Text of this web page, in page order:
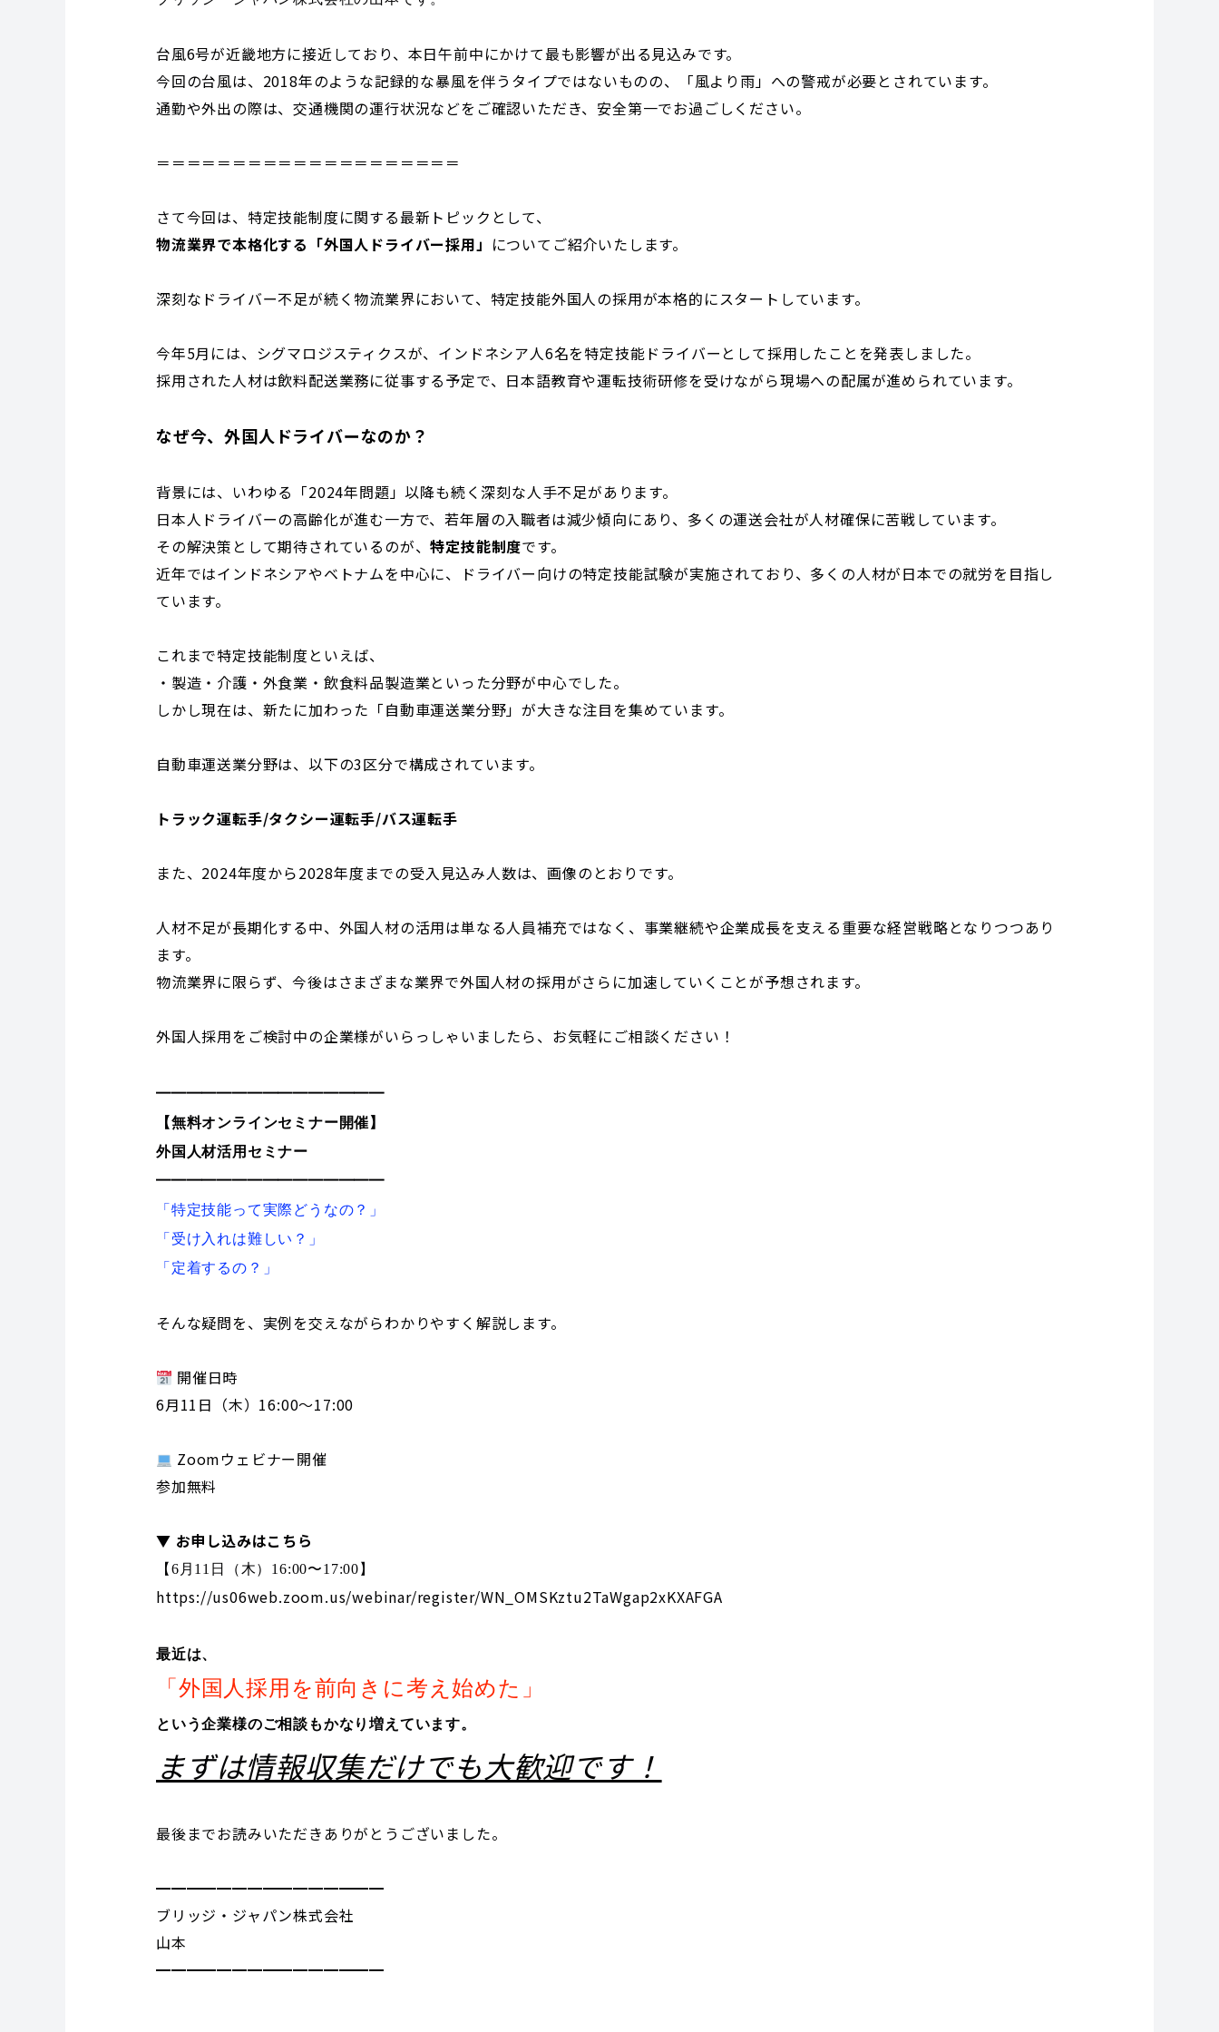
台風6号が近畿地方に接近しており、本日午前中にかけて最も影響が出る見込みです。
今回の台風は、2018年のような記録的な暴風を伴うタイプではないものの、「風より雨」への警戒が必要とされています。
通勤や外出の際は、交通機関の運行状況などをご確認いただき、安全第一でお過ごしください。
＝＝＝＝＝＝＝＝＝＝＝＝＝＝＝＝＝＝＝＝
さて今回は、特定技能制度に関する最新トピックとして、
物流業界で本格化する「外国人ドライバー採用」 についてご紹介いたします。
深刻なドライバー不足が続く物流業界において、特定技能外国人の採用が本格的にスタートしています。
今年5月には、シグマロジスティクスが、インドネシア人6名を特定技能ドライバーとして採用したことを発表しました。
採用された人材は飲料配送業務に従事する予定で、日本語教育や運転技術研修を受けながら現場への配属が進められています。
なぜ今、外国人ドライバーなのか？
背景には、いわゆる「2024年問題」以降も続く深刻な人手不足があります。
日本人ドライバーの高齢化が進む一方で、若年層の入職者は減少傾向にあり、多くの運送会社が人材確保に苦戦しています。
その解決策として期待されているのが、特定技能制度です。
近年ではインドネシアやベトナムを中心に、ドライバー向けの特定技能試験が実施されており、多くの人材が日本での就労を目指し
ています。
これまで特定技能制度といえば、
・製造・介護・外食業・飲食料品製造業といった分野が中心でした。
しかし現在は、新たに加わった「自動車運送業分野」が大きな注目を集めています。
自動車運送業分野は、以下の3区分で構成されています。
トラック運転手/タクシー運転手/バス運転手
また、2024年度から2028年度までの受入見込み人数は、画像のとおりです。
人材不足が長期化する中、外国人材の活用は単なる人員補充ではなく、事業継続や企業成長を支える重要な経営戦略となりつつあり
ます。
物流業界に限らず、今後はさまざまな業界で外国人材の採用がさらに加速していくことが予想されます。
外国人採用をご検討中の企業様がいらっしゃいましたら、お気軽にご相談ください！
━━━━━━━━━━━━━━━
【無料オンラインセミナー開催】
外国人材活用セミナー
━━━━━━━━━━━━━━━
「特定技能って実際どうなの？」
「受け入れは難しい？」
「定着するの？」
そんな疑問を、実例を交えながらわかりやすく解説します。
開催日時
6月11日（木）16:00〜17:00
Zoomウェビナー開催
参加無料
▼ お申し込みはこちら
【 6月11日（木）16:00〜17:00】
https://us06web.zoom.us/webinar/register/WN_OMSKztu2TaWgap2xKXAFGA
最近は、
「外国人採用を前向きに考え始めた」
という企業様のご相談もかなり増えています。
まずは情報収集だけでも大歓迎です！
最後までお読みいただきありがとうございました。
━━━━━━━━━━━━━━━
ブリッジ・ジャパン株式会社
山本
━━━━━━━━━━━━━━━